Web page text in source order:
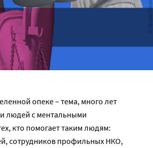
опеке – тема, много лет
людей с ментальными
кто помогает таким людям:
сотрудников профильных НКО,